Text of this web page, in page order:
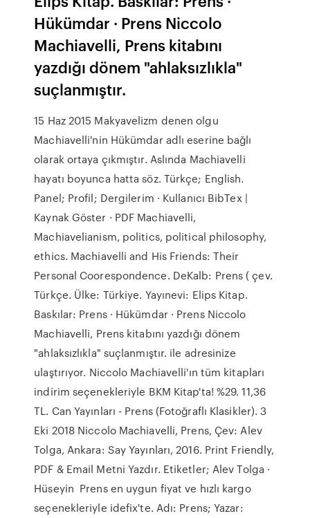
Hükümdar · Prens Niccolo
Machiavelli, Prens kitabını
yazdığı dönem "ahlaksızlıkla"
suçlanmıştır.
15 Haz 2015 Makyavelizm denen olgu
Machiavelli'nin Hükümdar adlı eserine bağlı
olarak ortaya çıkmıştır. Aslında Machiavelli
hayatı boyunca hatta söz. Türkçe; English.
Panel; Profil; Dergilerim · Kullanıcı BibTex |
Kaynak Göster · PDF Machiavelli,
Machiavelianism, politics, political philosophy,
ethics. Machiavelli and His Friends: Their
Personal Coorespondence. DeKalb: Prens ( çev.
Türkçe. Ülke: Türkiye. Yayınevi: Elips Kitap.
Baskılar: Prens · Hükümdar · Prens Niccolo
Machiavelli, Prens kitabını yazdığı dönem
"ahlaksızlıkla" suçlanmıştır. ile adresinize
ulaştırıyor. Niccolo Machiavelli'ın tüm kitapları
indirim seçenekleriyle BKM Kitap'ta! %29. 11,36
TL. Can Yayınları - Prens (Fotoğraflı Klasikler). 3
Eki 2018 Niccolo Machiavelli, Prens, Çev: Alev
Tolga, Ankara: Say Yayınları, 2016. Print Friendly,
PDF & Email Metni Yazdır. Etiketler; Alev Tolga ·
Hüseyin Prens en uygun fiyat ve hızlı kargo
seçenekleriyle idefix'te. Adı: Prens; Yazar: